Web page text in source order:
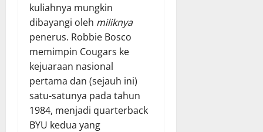
kuliahnya mungkin
dibayangi oleh miliknya
penerus. Robbie Bosco
memimpin Cougars ke
kejuaraan nasional
pertama dan (sejauh ini)
satu-satunya pada tahun
1984, menjadi quarterback
BYU kedua yang